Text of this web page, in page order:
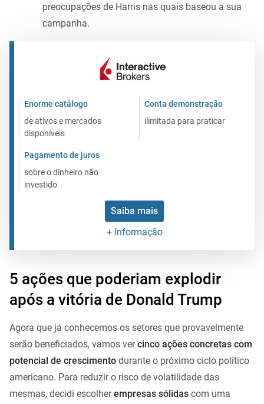
preocupações de Harris nas quais baseou a sua
campanha.
Enorme catálogo
de ativos e mercados
disponíveis
Conta demonstração
ilimitada para praticar
Pagamento de juros
sobre o dinheiro não
investido
Saiba mais
+ Informação
5 ações que poderiam explodir
após a vitória de Donald Trump
Agora que já conhecemos os setores que provavelmente
serão beneficiados, vamos vercinco ações concretas com
potencial de crescimento durante o próximo ciclo político
americano. Para reduzir o risco de volatilidade das
mesmas, decidi escolherempresas sólidas com uma